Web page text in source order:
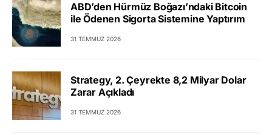
ABD’den Hürmüz Boğazı’ndaki Bitcoin
ile Ödenen Sigorta Sistemine Yaptırım
31 TEMMUZ 2026
Strategy, 2. Çeyrekte 8,2 Milyar Dolar
Zarar Açıkladı
31 TEMMUZ 2026